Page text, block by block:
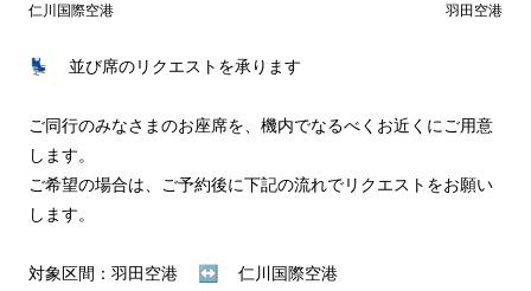
仁川国際空港 羽田空港
💺 並び席のリクエストを承ります
ご同行のみなさまのお座席を、機内でなるべくお近くにご用意
します。
ご希望の場合は、ご予約後に下記の流れでリクエストをお願い
します。
対象区間：羽田空港 ↔︎ 仁川国際空港